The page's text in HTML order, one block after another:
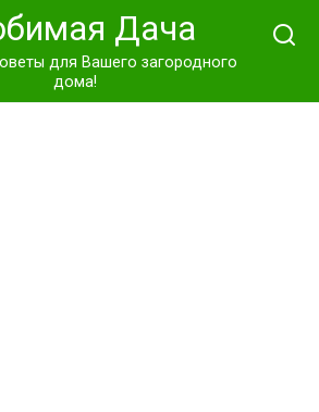
Дача
для Вашего загородного
дома!